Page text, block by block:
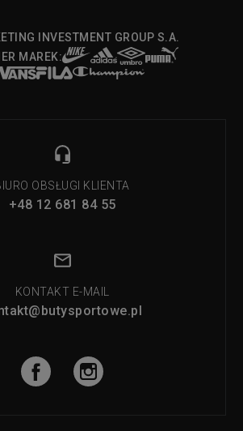
INVESTMENT GROUP S.A.
MAREK:
OBSŁUGI KLIENTA
+48 12 681 84 55
KONTAKT E-MAIL